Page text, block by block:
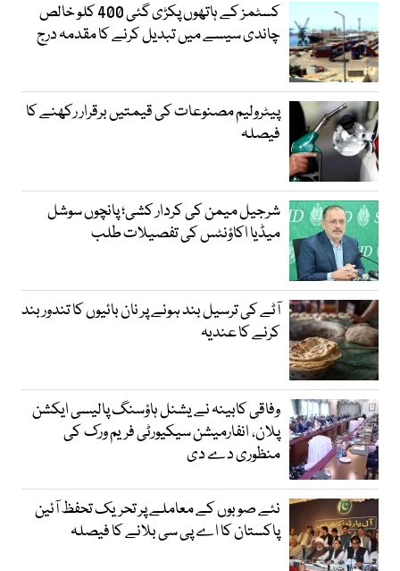
کسٹمز کے ہاتھوں پکڑی گئی 400 کلو خالص
چاندی سیسے میں تبدیل کرنے کا مقدمہ درج
پیٹرولیم مصنوعات کی قیمتیں برقرار رکھنے کا
فیصلہ
شرجیل میمن کی کردار کشی؛ پانچوں سوشل
میڈیا اکاؤنٹس کی تفصیلات طلب
آٹے کی ترسیل بند ہونے پر نان بائیوں کا تندور بند
کرنے کا عندیہ
وفاقی کابینہ نے یشنل ہاؤسنگ پالیسی ایکشن
پلان، انفارمیشن سیکیورٹی فریم ورک کی
منظوری دے دی
نئے صوبوں کے معاملے پر تحریک تحفظ آئین
پاکستان کا اے پی سی بلانے کا فیصلہ